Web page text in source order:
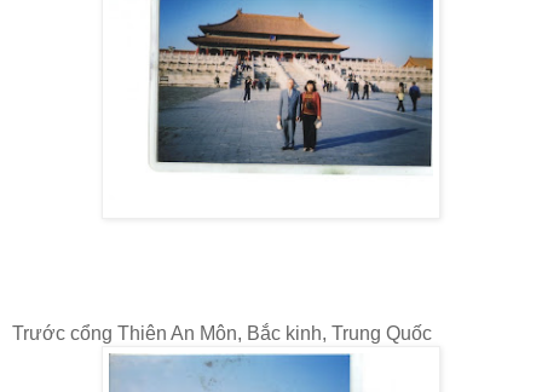
Trước cổng Thiên An Môn, Bắc kinh, Trung Quốc